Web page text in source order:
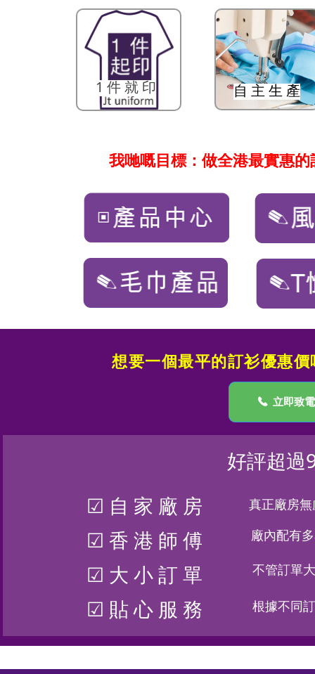
自 主 生 產
1 件 就 印
☑ 自 家 廠 房
☑ 香 港 師 傅
☑ 大 小 訂 單
☑ 貼 心 服 務
真正廠房
廠內配有
不管訂單
根據不同
好評超過
想要一個最平的訂衫優惠
끅 立即致電
我哋嘅目標：做全港最實惠